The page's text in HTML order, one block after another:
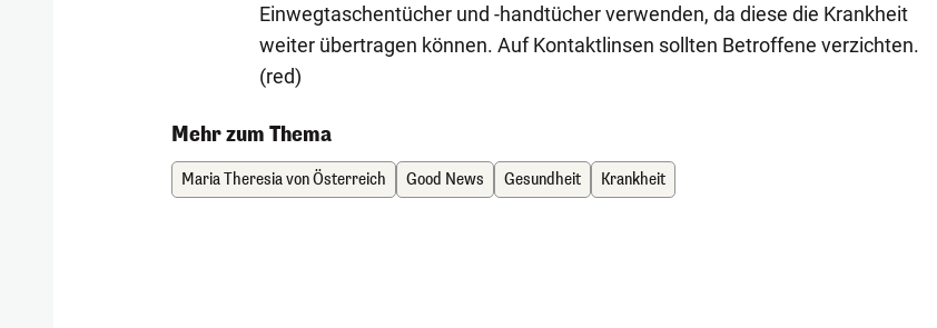
Einwegtaschentücher und -handtücher verwenden, da diese die Krankheit
weiter übertragen können. Auf Kontaktlinsen sollten Betroffene verzichten.
(red)
Mehr zum Thema
Maria Theresia von Österreich Good News Gesundheit Krankheit